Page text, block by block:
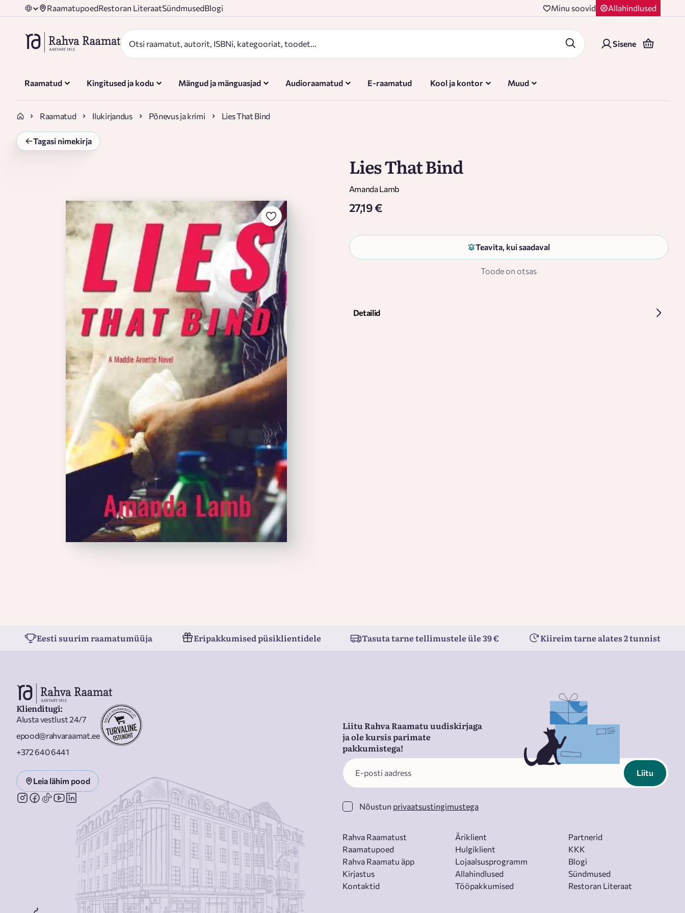
RaamatupoedRestoran LiteraatSündmusedBlogi Minu soovid Allahindlused
Sisene
Raamatud Kingitused ja kodu Mängud ja mänguasjad Audioraamatud E-raamatud Kool ja kontor Muud
Raamatud Ilukirjandus Põnevus ja krimi Lies That Bind
Tagasi nimekirja
Lies That Bind
Amanda Lamb
27,19 €
Teavita, kui saadaval
Toode on otsas
Detailid
Eesti suurim raamatumüüja Eripakkumised püsiklientidele Tasuta tarne tellimustele üle 39 € Kiireim tarne alates 2 tunnist
Klienditugi:
Alusta vestlust 24/7
epood@rahvaraamat.ee
+372 640 6441
Leia lähim pood
Liitu Rahva Raamatu uudiskirjaga
ja ole kursis parimate
pakkumistega!
Liitu
Nõustun privaatsustingimustega
Rahva Raamatust
Raamatupoed
Rahva Raamatu äpp
Kirjastus
Kontaktid
Äriklient
Hulgiklient
Lojaalsusprogramm
Allahindlused
Tööpakkumised
Partnerid
KKK
Blogi
Sündmused
Restoran Literaat